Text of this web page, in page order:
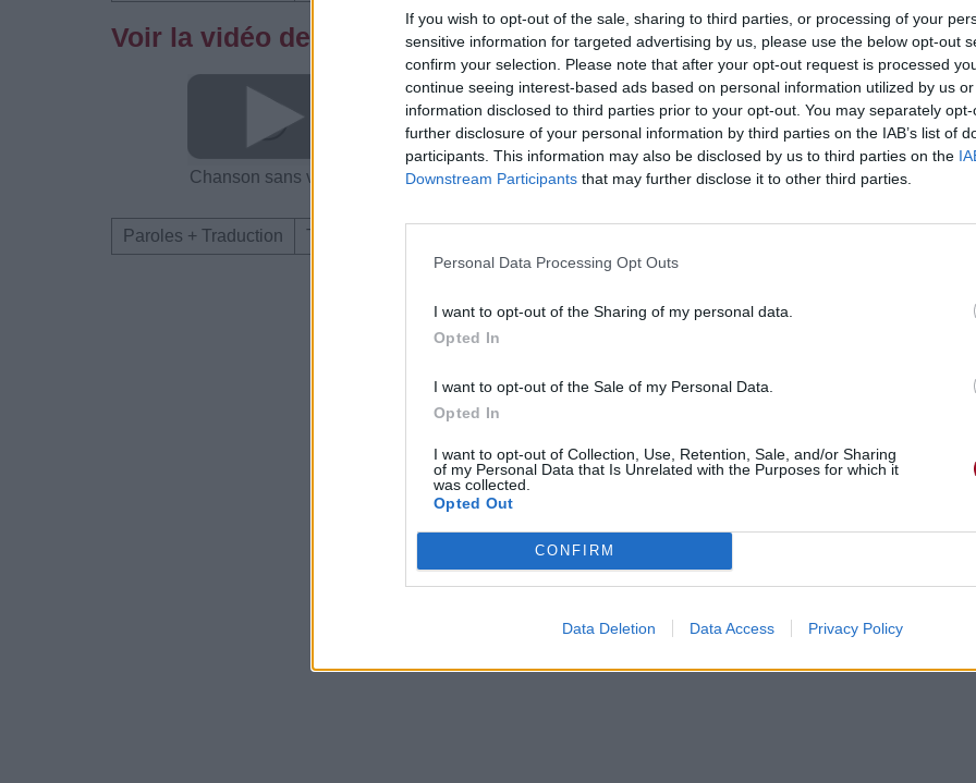
If you wish to opt-out of the sale, sharing to third parties, or processing of your
sensitive information for targeted advertising by us, please use the below opt-out
confirm your selection. Please note that after your opt-out request is processed
continue seeing interest-based ads based on personal information utilized by us
information disclosed to third parties prior to your opt-out. You may separately
further disclosure of your personal information by third parties on the IAB’s list of
participants. This information may also be disclosed by us to third parties on the
Downstream Participants that may further disclose it to other third parties.
Personal Data Processing Opt Outs
I want to opt-out of the Sharing of my personal data.
Opted In
I want to opt-out of the Sale of my Personal Data.
Opted In
I want to opt-out of Collection, Use, Retention, Sale, and/or Sharing
of my Personal Data that Is Unrelated with the Purposes for which it
was collected.
Opted Out
CONFIRM
Data Deletion Data Access Privacy Policy
Voir la vidéo de «End Of The Road»
Chanson sans vidéo Chanson sans vidéo Chanson sans vidéo
Paroles + Traduction Téléchargement
Dire «merci» pour cette traduction Corriger une erreur